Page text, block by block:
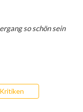
so schön sein